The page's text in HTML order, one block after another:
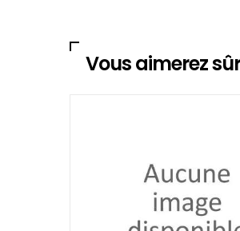
Vous aimerez